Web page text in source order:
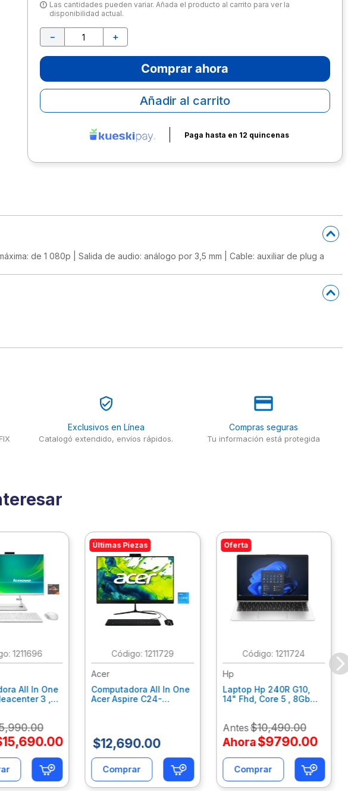
Las cantidades pueden variar. Añada el producto al carrito para ver la
disponibilidad actual.
＋
－
Comprar ahora
Añadir al carrito
Paga hasta en 12 quincenas
de 1 080p | Salida de audio: análogo por 3,5 mm | Cable: auxiliar de plug a
Exclusivos en Línea
Catalogó extendido, envíos rápidos.
Compras seguras
Tu información está protegida
:1211696
All In One
3 ,
Home
,990.00
15,690.00
Últimas Piezas
: 1211729
Acer
Computadora All In One
Acer Aspire C24-
Dq.Bmjal.002
$12,690.00
Comprar
Oferta
:1211724
Hp
Laptop Hp 240R G10,
14" Fhd, Core 5 , 8Gb
Antes$10,490.00
Ahora$9790.00
Comprar